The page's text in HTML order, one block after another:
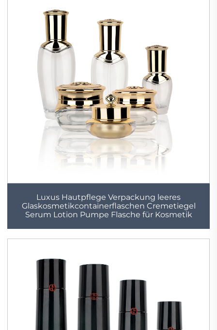
Luxus Hautpflege Verpackung leeres
Glaskosmetikcontainerflaschen Cremetiegel
Serum Lotion Pumpe Flasche für Kosmetik